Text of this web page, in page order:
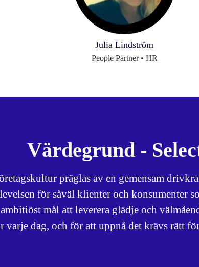
Julia Lindström
People Partner • HR
Värdegrund -
präglas av en gemensam
för såväl klienter och konsumenter
mål att leverera glädje och
varje dag, och för att uppnå det krävs rätt